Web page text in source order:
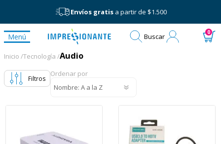
Envíos gratisa partir de $1.500
Menú Buscar 0
Audio
Inicio /Tecnología /Audio
Filtros
Ordenar por